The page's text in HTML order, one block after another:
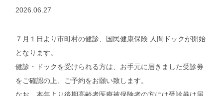
2026.06.27
７月１日より市町村の健診、国民健康保険 人間ドックが開始
となります。
健診・ドックを受けられる方は、お手元に届きました受診券
をご確認の上、ご予約をお願い致します。